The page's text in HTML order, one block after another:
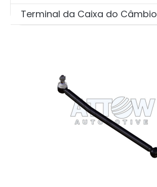
Terminal da Caixa do Câmbio